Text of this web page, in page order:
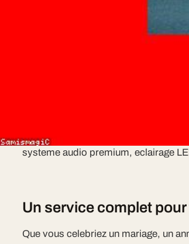
My Limousine Paris vous propose
My Limousine Paris est un
systeme audio premium, eclairage
Un service complet
Que vous celebriez un mariage, un